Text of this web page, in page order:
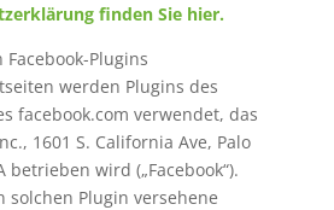
finden Sie hier.
Plugins
werden Plugins des
facebook.com verwendet, das
1601 S. California Ave, Palo
betrieben wird („Facebook“).
solchen Plugin versehene